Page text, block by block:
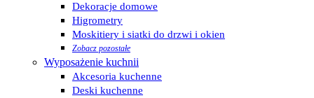
Dekoracje domowe
Higrometry
Moskitiery i siatki do drzwi i okien
Zobacz pozostałe
Wyposażenie kuchnii
Akcesoria kuchenne
Deski kuchenne